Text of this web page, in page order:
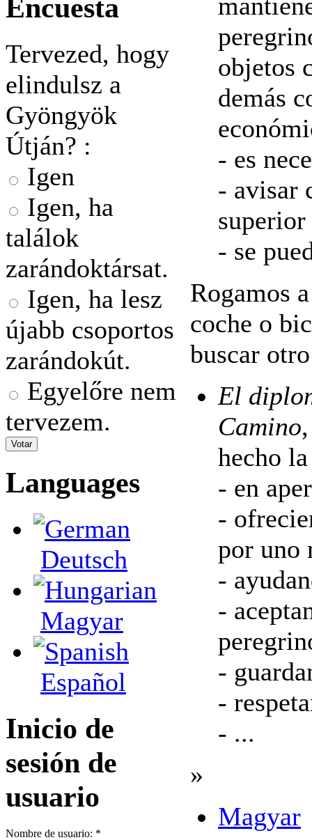
Encuesta
Tervezed, hogy
elindulsz a
Gyöngyök
Útján? :
Igen
Igen, ha
találok
zarándoktársat.
Igen, ha lesz
újabb csoportos
zarándokút.
Egyelőre nem
tervezem.
Languages
Deutsch
Magyar
Español
Inicio de
sesión de
usuario
Nombre de usuario: *
objetos
demás
- es
- avisar
superior
- se
Rogamos
coche o
buscar
El
Camino
hecho
- en
-
por uno
-
-
-
-
- ...
»
Magyar